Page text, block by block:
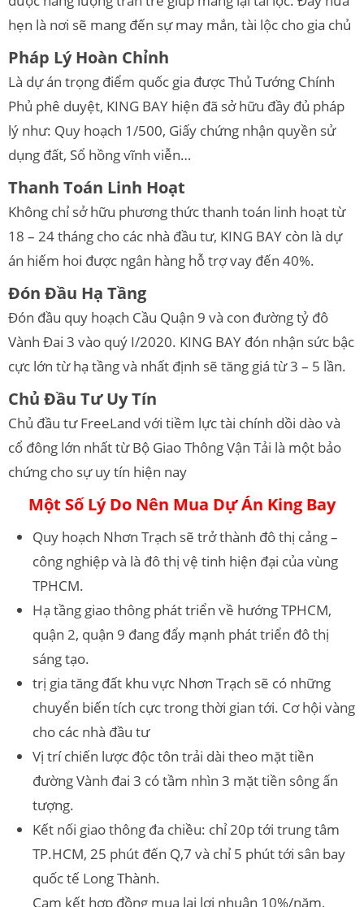
hẹn là nơi sẽ mang đến sự may mắn, tài lộc cho gia chủ
Pháp Lý Hoàn Chỉnh
Là dự án trọng điểm quốc gia được Thủ Tướng Chính
Phủ phê duyệt, KING BAY hiện đã sở hữu đầy đủ pháp
lý như: Quy hoạch 1/500, Giấy chứng nhận quyền sử
dụng đất, Sổ hồng vĩnh viễn…
Thanh Toán Linh Hoạt
Không chỉ sở hữu phương thức thanh toán linh hoạt từ
18 – 24 tháng cho các nhà đầu tư, KING BAY còn là dự
án hiếm hoi được ngân hàng hỗ trợ vay đến 40%.
Đón Đầu Hạ Tầng
Đón đầu quy hoạch Cầu Quận 9 và con đường tỷ đô
Vành Đai 3 vào quý I/2020. KING BAY đón nhận sức bậc
cực lớn từ hạ tầng và nhất định sẽ tăng giá từ 3 – 5 lần.
Chủ Đầu Tư Uy Tín
Chủ đầu tư FreeLand với tiềm lực tài chính dồi dào và
cổ đông lớn nhất từ Bộ Giao Thông Vận Tải là một bảo
chứng cho sự uy tín hiện nay
Một Số Lý Do Nên Mua Dự Án King Bay
Quy hoạch Nhơn Trạch sẽ trở thành đô thị cảng –
công nghiệp và là đô thị vệ tinh hiện đại của vùng
TPHCM.
Hạ tầng giao thông phát triển về hướng TPHCM,
quận 2, quận 9 đang đẩy mạnh phát triển đô thị
sáng tạo.
trị gia tăng đất khu vực Nhơn Trạch sẽ có những
chuyển biến tích cực trong thời gian tới. Cơ hội vàng
cho các nhà đầu tư
Vị trí chiến lược độc tôn trải dài theo mặt tiền
đường Vành đai 3 có tầm nhìn 3 mặt tiền sông ấn
tượng.
Kết nối giao thông đa chiều: chỉ 20p tới trung tâm
TP.HCM, 25 phút đến Q,7 và chỉ 5 phút tới sân bay
quốc tế Long Thành.
Cam kết hợp đồng mua lại lợi nhuận 10%/năm,